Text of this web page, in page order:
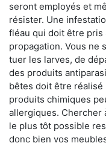
seront employés et
résister. Une
fléau qui doit être pris
propagation. Vous ne
tuer les larves, de
des produits
bêtes doit être réalisé
produits chimiques
allergiques. Chercher
le plus tôt possible
donc bien vos